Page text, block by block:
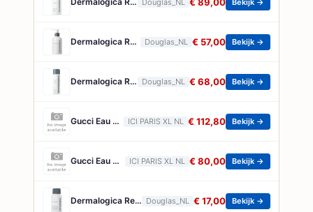
Dermalogica Reinigingsolie Skin Health Gezichtsreinigingsolie Unisex 150ml Douglas_NL € 57,00 Bekijk →
Dermalogica Reinigingsolie Gezichtsreinigingsolie Unisex 250ml Douglas_NL € 68,00 Bekijk →
Gucci Eau De Parfum Gucci - Guilty Absolute Pour Homme Eau De Parfum - 90 ML ICI PARIS XL NL € 112,80 Bekijk →
Gucci Eau De Parfum Gucci - Guilty Absolute Pour Homme Eau De Parfum - 50 ML ICI PARIS XL NL € 80,00 Bekijk →
Dermalogica Reinigingsolie Skin Health Gezichtsreinigingsolie Unisex 30ml Douglas_NL € 17,00 Bekijk →